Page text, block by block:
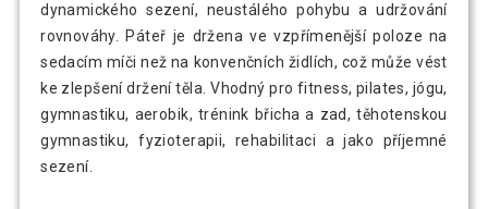
dynamického sezení, neustálého pohybu a udržování
rovnováhy. Páteř je držena ve vzpřímenější poloze na
sedacím míči než na konvenčních židlích, což může vést
ke zlepšení držení těla. Vhodný pro fitness, pilates, jógu,
gymnastiku, aerobik, trénink břicha a zad, těhotenskou
gymnastiku, fyzioterapii, rehabilitaci a jako příjemné
sezení.